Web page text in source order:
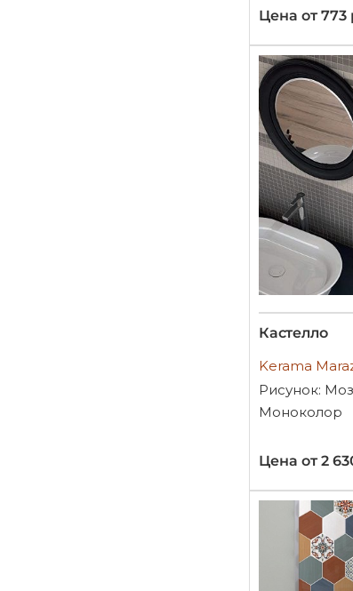
Цена от 773
Кастелло
Kerama
Рисунок:
Моноколор
Цена от 2